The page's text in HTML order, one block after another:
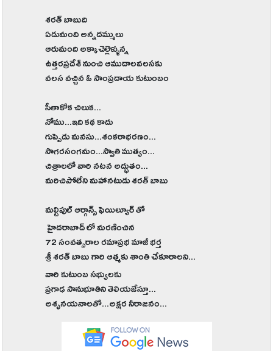
శరత్ బాబుది
ఏడుమంది అన్నదమ్ములు
ఆరుమంది అక్కాచెల్లెళ్ళున్న
ఉత్తరప్రదేశ్ నుంచి ఆముదాలవలసకు
వలస వచ్చిన ఓ సాంప్రదాయ కుటుంబం
సీతాకోక చిలుక...
నోము...ఇది కథ కాదు
గుప్పెడు మనసు...శంకరాభరణం...
సాగరసంగమం...స్వాతి ముత్యం...
చిత్రాలలో వారి నటన అద్భుతం...
మరిచిపోలేని మహానటుడు శరత్ బాబు
మల్టిపుల్ ఆర్గాన్స్ ఫెయిల్యూర్ తో
హైదరాబాద్ లో మరణించిన
72 సంవత్సరాల రమాప్రభ మాజీ భర్త
శ్రీ శరత్ బాబు గారి ఆత్మకు శాంతి చేకూరాలని...
వారి కుటుంబ సభ్యులకు
ప్రగాఢ సానుభూతిని తెలియజేస్తూ...
అశృనయనాలతో...అక్షర నీరాజనం...